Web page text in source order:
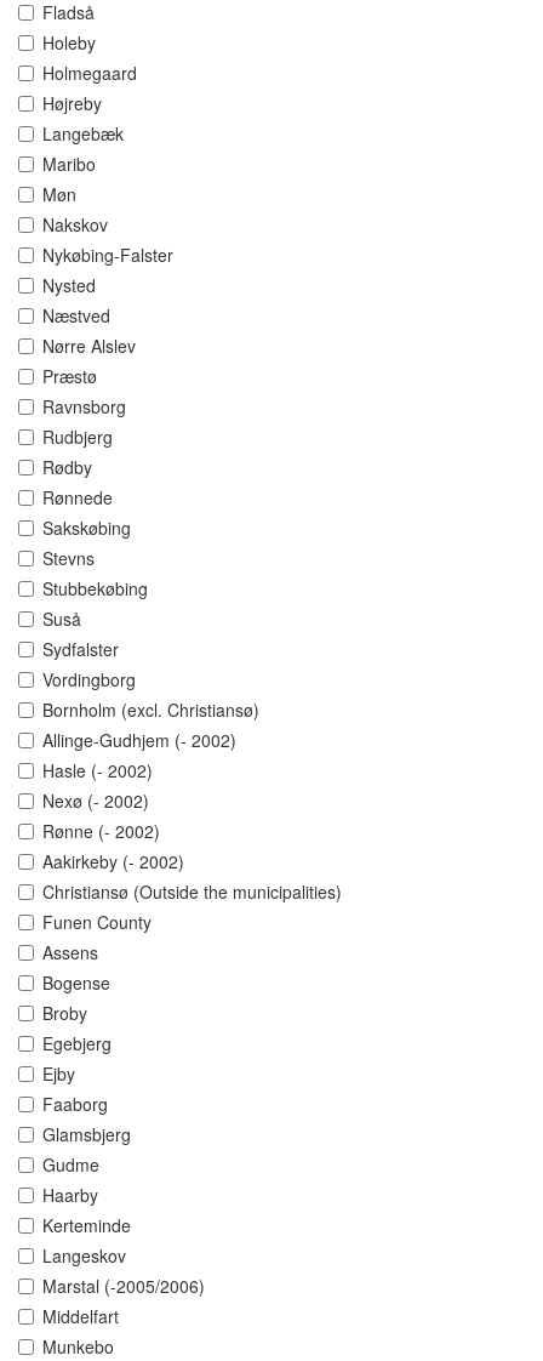
Fladså
Holeby
Holmegaard
Højreby
Langebæk
Maribo
Møn
Nakskov
Nykøbing-Falster
Nysted
Næstved
Nørre Alslev
Præstø
Ravnsborg
Rudbjerg
Rødby
Rønnede
Sakskøbing
Stevns
Stubbekøbing
Suså
Sydfalster
Vordingborg
Bornholm (excl. Christiansø)
Allinge-Gudhjem (- 2002)
Hasle (- 2002)
Nexø (- 2002)
Rønne (- 2002)
Aakirkeby (- 2002)
Christiansø (Outside the municipalities)
Funen County
Assens
Bogense
Broby
Egebjerg
Ejby
Faaborg
Glamsbjerg
Gudme
Haarby
Kerteminde
Langeskov
Marstal (-2005/2006)
Middelfart
Munkebo